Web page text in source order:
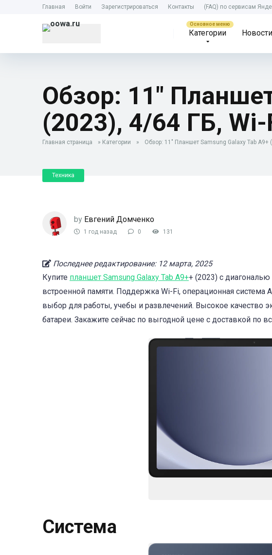
Главная Войти Зарегистрироваться Контакты (FAQ) по сервисам
Категории
Обзор: 11″
(2023), 4/64 ГБ,
Главная страница » Категории » Обзор: 11″ Планшет Samsung Galaxy Tab
Техника
by Евгений Домченко
1 год назад 0 131
Последнее редактирование: 12 марта, 2025
Купите планшет Samsung Galaxy Tab A9++ (2023) с
встроенной памяти. Поддержка Wi-Fi, операционная
выбор для работы, учебы и развлечений. Высокое качество
батареи. Закажите сейчас по выгодной цене с доставкой по
Система